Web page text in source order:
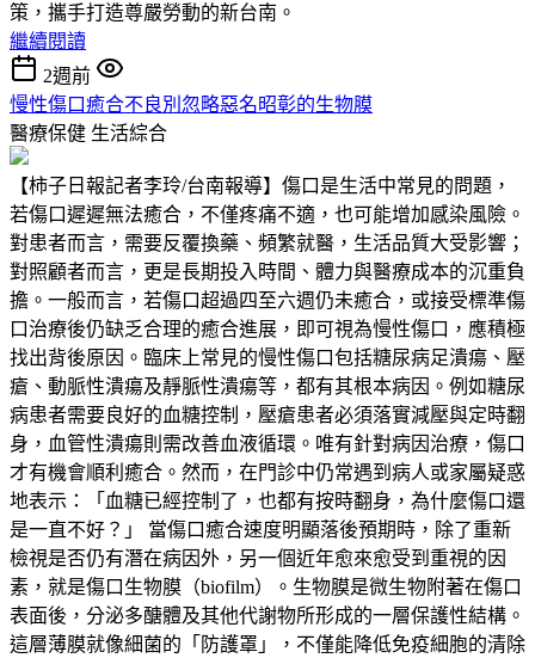
策，攜手打造尊嚴勞動的新台南。
繼續閱讀
2週前
慢性傷口癒合不良別忽略惡名昭彰的生物膜
醫療保健 生活綜合
【柿子日報記者李玲/台南報導】傷口是生活中常見的問題，
若傷口遲遲無法癒合，不僅疼痛不適，也可能增加感染風險。
對患者而言，需要反覆換藥、頻繁就醫，生活品質大受影響；
對照顧者而言，更是長期投入時間、體力與醫療成本的沉重負
擔。一般而言，若傷口超過四至六週仍未癒合，或接受標準傷
口治療後仍缺乏合理的癒合進展，即可視為慢性傷口，應積極
找出背後原因。臨床上常見的慢性傷口包括糖尿病足潰瘍、壓
瘡、動脈性潰瘍及靜脈性潰瘍等，都有其根本病因。例如糖尿
病患者需要良好的血糖控制，壓瘡患者必須落實減壓與定時翻
身，血管性潰瘍則需改善血液循環。唯有針對病因治療，傷口
才有機會順利癒合。然而，在門診中仍常遇到病人或家屬疑惑
地表示：「血糖已經控制了，也都有按時翻身，為什麼傷口還
是一直不好？」 當傷口癒合速度明顯落後預期時，除了重新
檢視是否仍有潛在病因外，另一個近年愈來愈受到重視的因
素，就是傷口生物膜（biofilm）。生物膜是微生物附著在傷口
表面後，分泌多醣體及其他代謝物所形成的一層保護性結構。
這層薄膜就像細菌的「防護罩」，不僅能降低免疫細胞的清除